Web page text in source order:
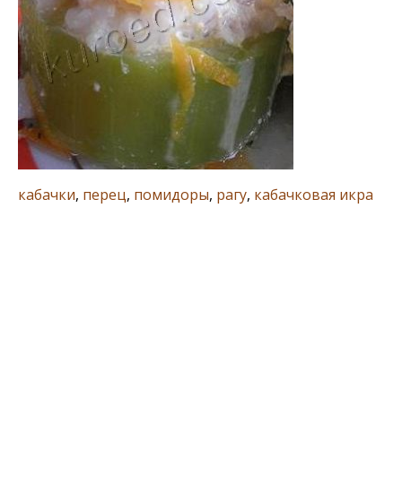
кабачки, перец, помидоры, рагу, кабачковая икра